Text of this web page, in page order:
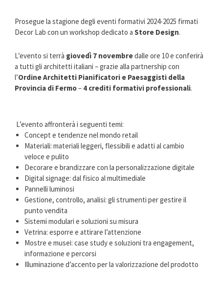
Prosegue la stagione degli eventi formativi 2024-2025 firmati
Decor Lab con un workshop dedicato a Store Design.
L’evento si terrà giovedì 7 novembredalle ore 10 e conferirà
a tutti gli architetti italiani – grazie alla partnership con
l’Ordine Architetti Pianificatori e Paesaggisti della
Provincia di Fermo– 4 crediti formativi professionali.
L’evento affronterà i seguenti temi:
Concept e tendenze nel mondo retail
Materiali: materiali leggeri, flessibili e adatti al cambio
veloce e pulito
Decorare e brandizzare con la personalizzazione digitale
Digital signage: dal fisico al multimediale
Pannelli luminosi
Gestione, controllo, analisi: gli strumenti per gestire il
punto vendita
Sistemi modulari e soluzioni su misura
Vetrina: esporre e attirare l’attenzione
Mostre e musei: case study e soluzioni tra engagement,
informazione e percorsi
Illuminazione d’accento per la valorizzazione del prodotto